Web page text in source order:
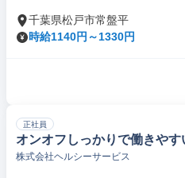
千葉県松戸市常盤平
時給1140円～1330円
正社員
オンオフしっかりで働きや
株式会社ヘルシーサービス